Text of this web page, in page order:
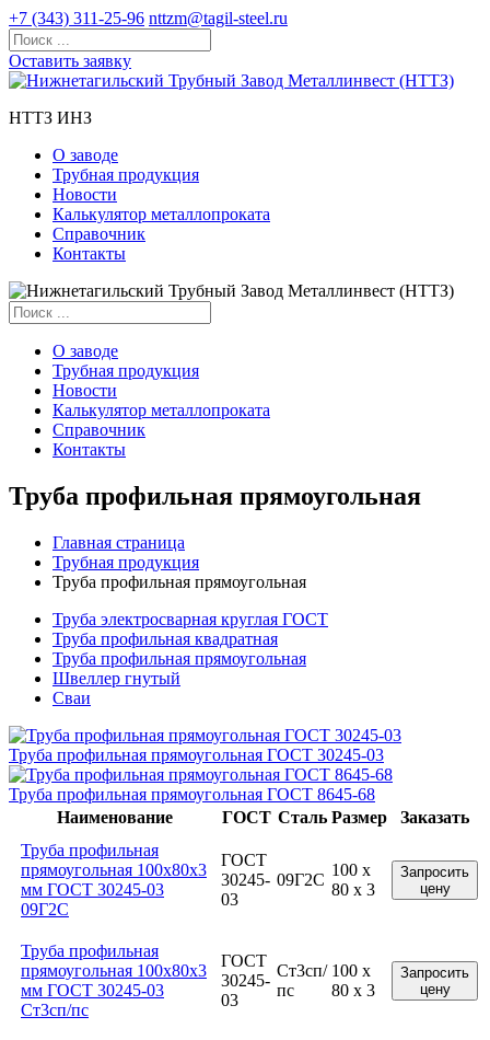
+7 (343) 311-25-96 nttzm@tagil-steel.ru
Оставить заявку
НТТЗ ИНЗ
О заводе
Трубная продукция
Новости
Калькулятор металлопроката
Справочник
Контакты
О заводе
Трубная продукция
Новости
Калькулятор металлопроката
Справочник
Контакты
Труба профильная прямоугольная
Главная страница
Трубная продукция
Труба профильная прямоугольная
Труба электросварная круглая ГОСТ
Труба профильная квадратная
Труба профильная прямоугольная
Швеллер гнутый
Сваи
Труба профильная прямоугольная ГОСТ 30245-03
Труба профильная прямоугольная ГОСТ 8645-68
Наименование
ГОСТ Сталь Размер
Заказать
Труба профильная
прямоугольная 100x80x3
мм ГОСТ 30245-03
09Г2С
ГОСТ
30245-
03
09Г2С
100 x
80 x 3
Запросить
цену
Труба профильная
прямоугольная 100x80x3
мм ГОСТ 30245-03
Ст3сп/пс
ГОСТ
30245-
03
Ст3сп/
пс
100 x
80 x 3
Запросить
цену